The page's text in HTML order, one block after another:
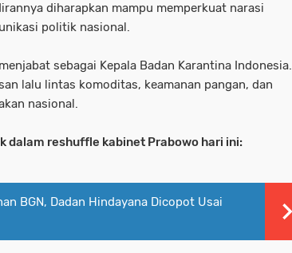
diharapkan mampu memperkuat narasi
politik nasional.
sebagai Kepala Badan Karantina Indonesia.
lalu lintas komoditas, keamanan pangan, dan
nasional.
dalam reshuffle kabinet Prabowo hari ini:
BGN, Dadan Hindayana Dicopot Usai